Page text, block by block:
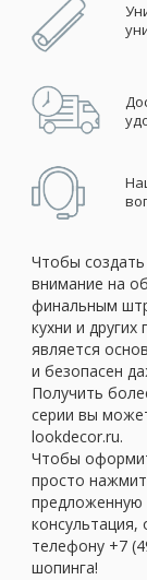
Чтобы
внимание на
финальным
кухни и
является
и безопасен
Получить
серии вы
lookdecor.ru.
Чтобы
просто
предложенную
телефону +7
шопинга!